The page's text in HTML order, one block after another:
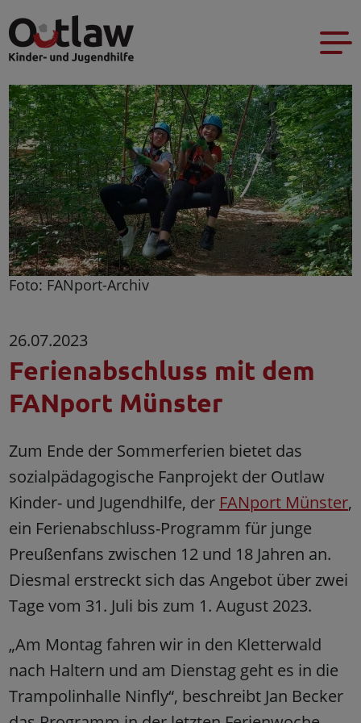
Foto: FANport-Archiv
26.07.2023
Ferienabschluss mit dem
FANport Münster
Zum Ende der Sommerferien bietet das
sozialpädagogische Fanprojekt der Outlaw
Kinder- und Jugendhilfe, der FANport Münster,
ein Ferienabschluss-Programm für junge
Preußenfans zwischen 12 und 18 Jahren an.
Diesmal erstreckt sich das Angebot über zwei
Tage vom 31. Juli bis zum 1. August 2023.
„Am Montag fahren wir in den Kletterwald
nach Haltern und am Dienstag geht es in die
Trampolinhalle Ninfly“, beschreibt Jan Becker